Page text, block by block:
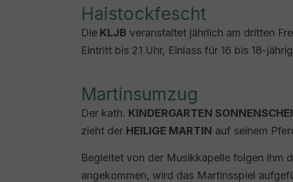
Haistockfescht
Die KLJB veranstaltet jährlich am dritten
Eintritt bis 21 Uhr, Einlass für 16 bis 18-
Martinsumzug
Der kath. KINDERGARTEN
zieht der HEILIGE MARTIN auf seinem
Begleitet von der Musikkapelle folgen ihm
angekommen, wird das Martinsspiel